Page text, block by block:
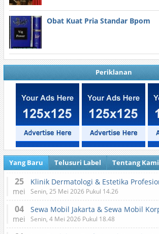
Obat Kuat Pria Standar Bpom
Periklanan
Yang Baru Telusuri Label Tentang Kami
25
mei Senin, 25 Mei 2026 Pukul 14.26
04
mei Senin, 4 Mei 2026 Pukul 18.48